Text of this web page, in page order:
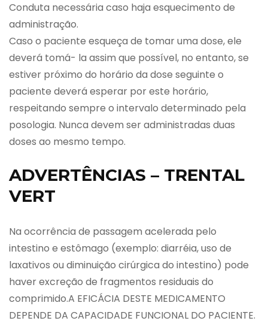
Conduta necessária caso haja esquecimento de
administração.
Caso o paciente esqueça de tomar uma dose, ele
deverá tomá- la assim que possível, no entanto, se
estiver próximo do horário da dose seguinte o
paciente deverá esperar por este horário,
respeitando sempre o intervalo determinado pela
posologia. Nunca devem ser administradas duas
doses ao mesmo tempo.
ADVERTÊNCIAS – TRENTAL
VERT
Na ocorrência de passagem acelerada pelo
intestino e estômago (exemplo: diarréia, uso de
laxativos ou diminuição cirúrgica do intestino) pode
haver excreção de fragmentos residuais do
comprimido.A EFICÁCIA DESTE MEDICAMENTO
DEPENDE DA CAPACIDADE FUNCIONAL DO PACIENTE.